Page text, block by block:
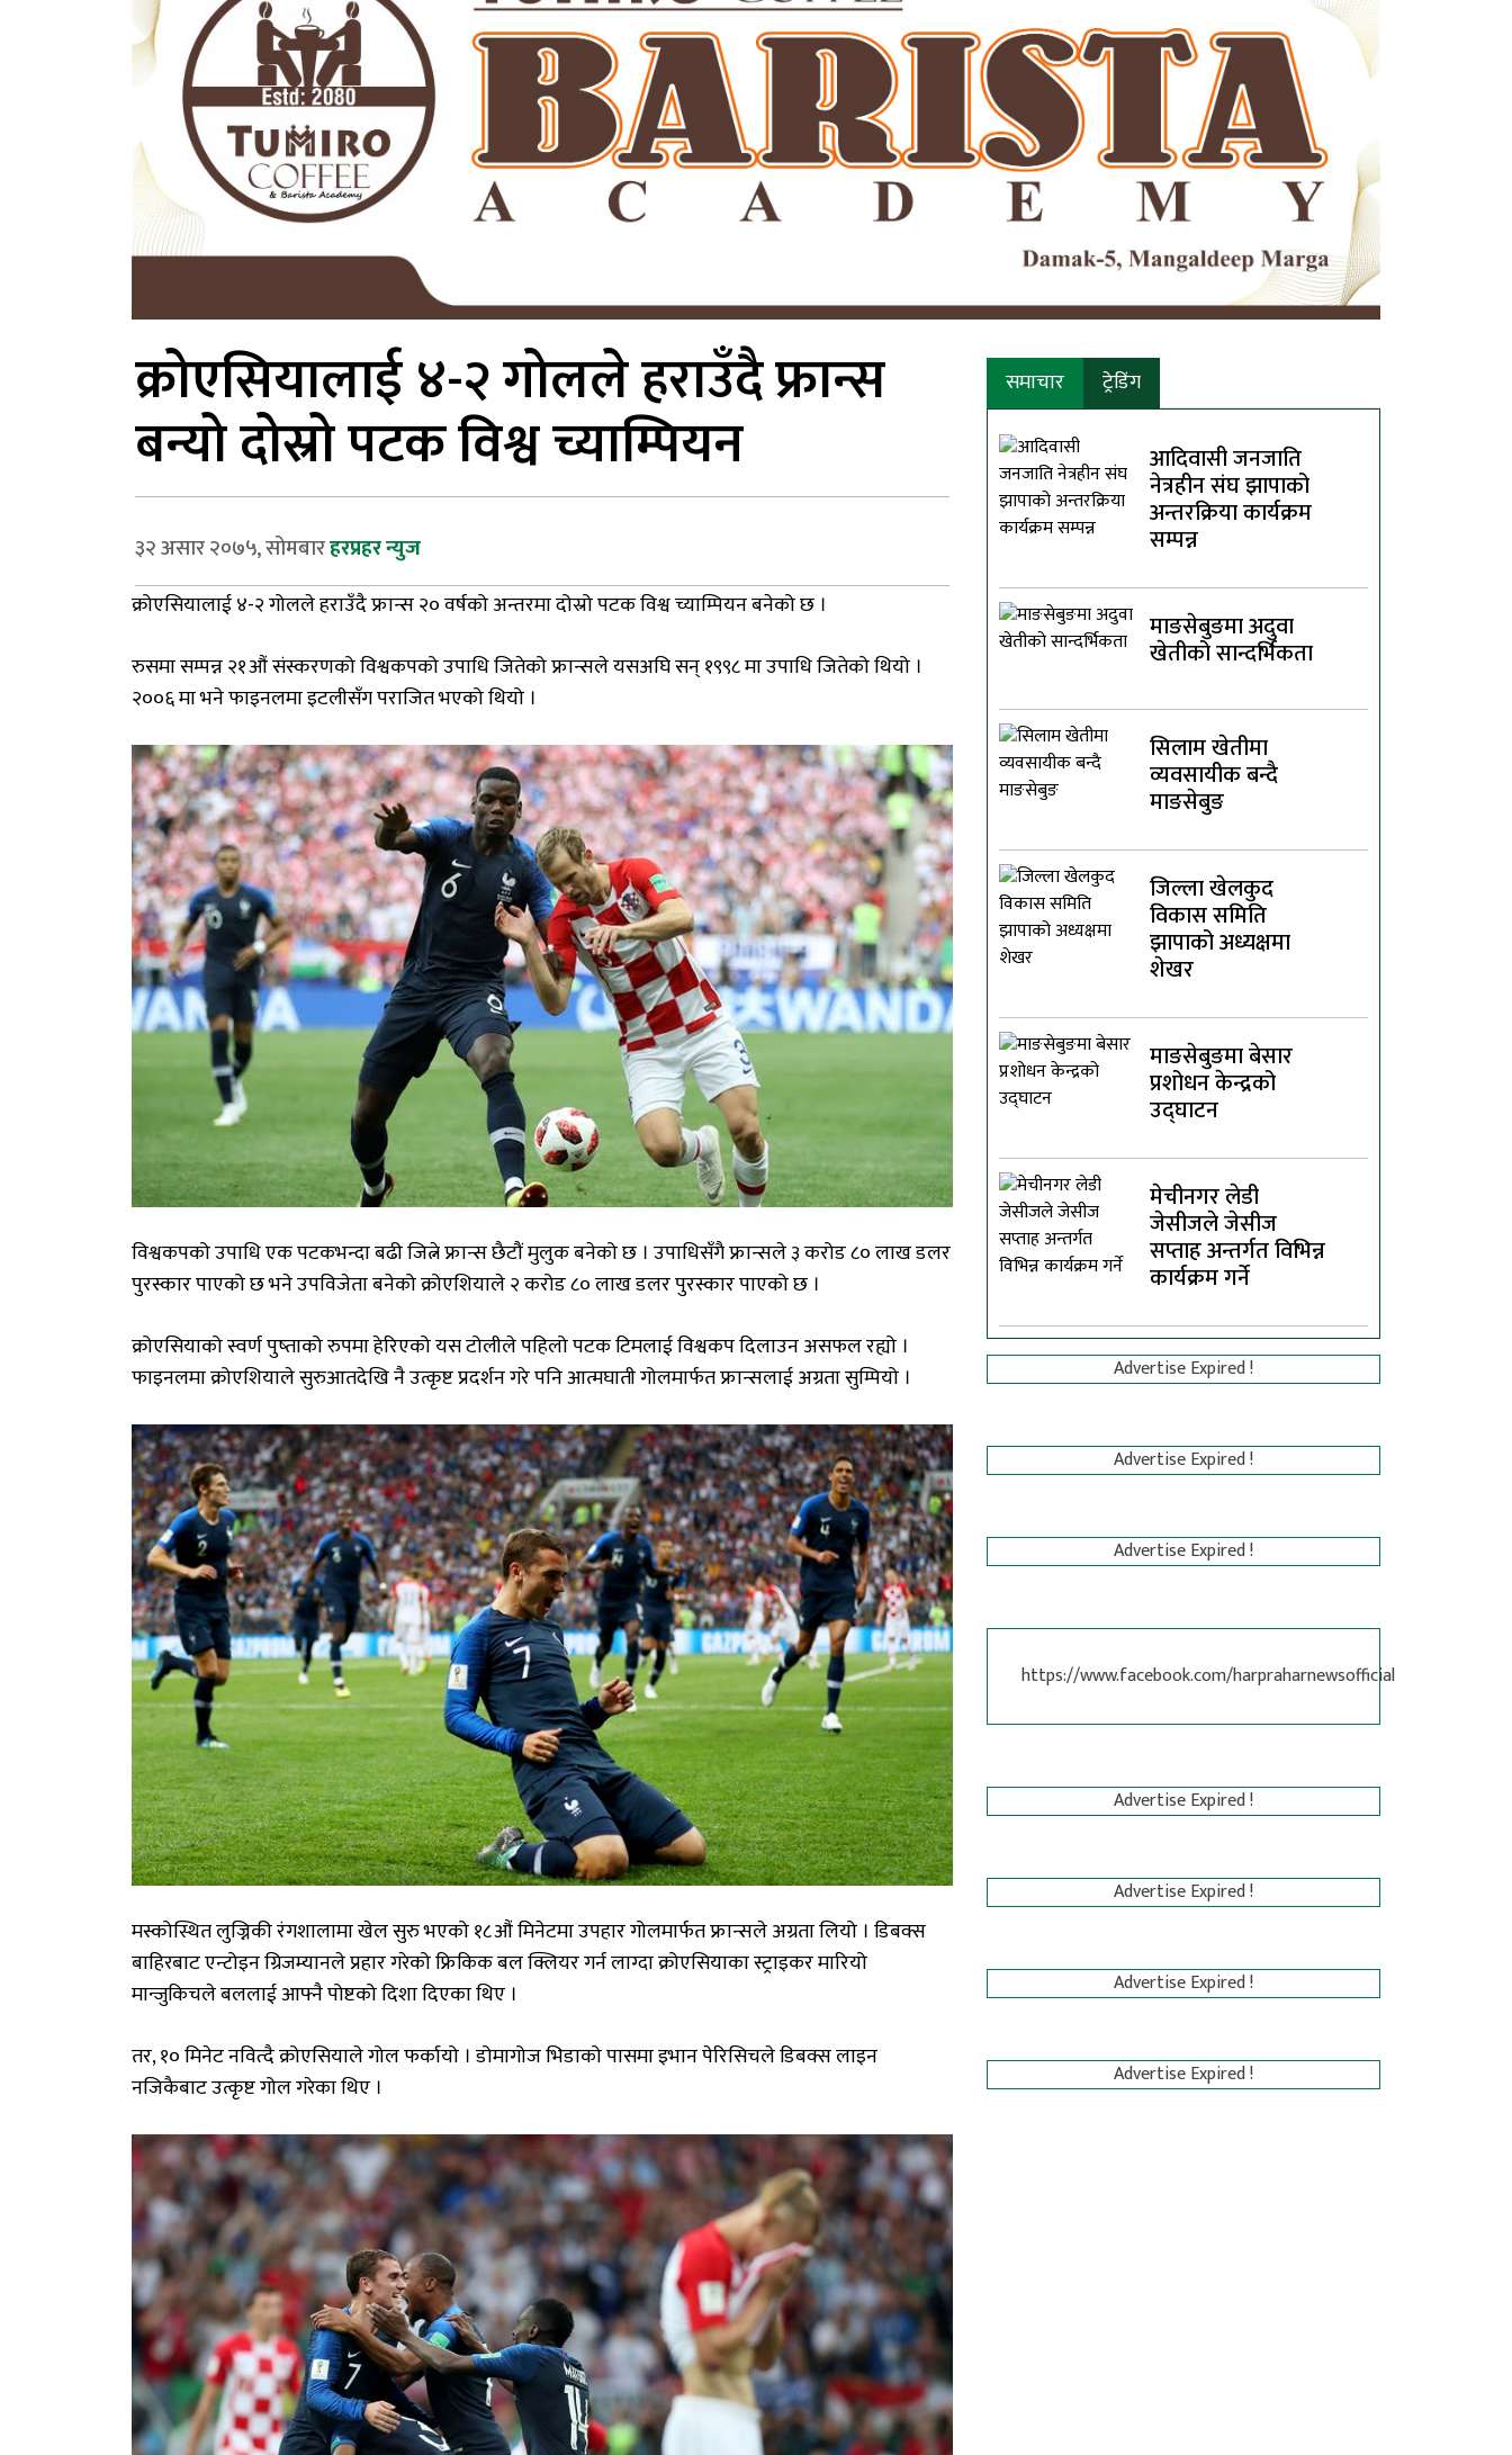
क्रोएसियालाई ४-२ गोलले हराउँदै फ्रान्स
बन्यो दोस्रो पटक विश्व च्याम्पियन
३२ असार २०७५, सोमबारहरप्रहर न्युज
क्रोएसियालाई ४-२ गोलले हराउँदै फ्रान्स २० वर्षको अन्तरमा दोस्रो पटक विश्व च्याम्पियन बनेको छ ।
रुसमा सम्पन्न २१औं संस्करणको विश्वकपको उपाधि जितेको फ्रान्सले यसअघि सन् १९९८ मा उपाधि जितेको थियो ।
२००६ मा भने फाइनलमा इटलीसँग पराजित भएको थियो ।
विश्वकपको उपाधि एक पटकभन्दा बढी जित्ने फ्रान्स छैटौं मुलुक बनेको छ । उपाधिसँगै फ्रान्सले ३ करोड ८० लाख डलर
पुरस्कार पाएको छ भने उपविजेता बनेको क्रोएशियाले २ करोड ८० लाख डलर पुरस्कार पाएको छ ।
क्रोएसियाको स्वर्ण पुष्ताको रुपमा हेरिएको यस टोलीले पहिलो पटक टिमलाई विश्वकप दिलाउन असफल रह्यो ।
फाइनलमा क्रोएशियाले सुरुआतदेखि नै उत्कृष्ट प्रदर्शन गरे पनि आत्मघाती गोलमार्फत फ्रान्सलाई अग्रता सुम्पियो ।
मस्कोस्थित लुज्निकी रंगशालामा खेल सुरु भएको १८औं मिनेटमा उपहार गोलमार्फत फ्रान्सले अग्रता लियो । डिबक्स
बाहिरबाट एन्टोइन ग्रिजम्यानले प्रहार गरेको फ्रिकिक बल क्लियर गर्न लाग्दा क्रोएसियाका स्ट्राइकर मारियो
मान्जुकिचले बललाई आफ्नै पोष्टको दिशा दिएका थिए ।
तर, १० मिनेट नवित्दै क्रोएसियाले गोल फर्कायो । डोमागोज भिडाको पासमा इभान पेरिसिचले डिबक्स लाइन
नजिकैबाट उत्कृष्ट गोल गरेका थिए ।
समाचार ट्रेडिंग
आदिवासी जनजाति
नेत्रहीन संघ झापाको
अन्तरक्रिया कार्यक्रम
सम्पन्न
माङसेबुङमा अदुवा
खेतीको सान्दर्भिकता
सिलाम खेतीमा
व्यवसायीक बन्दै
माङसेबुङ
जिल्ला खेलकुद
विकास समिति
झापाको अध्यक्षमा
शेखर
माङसेबुङमा बेसार
प्रशोधन केन्द्रको
उद्घाटन
मेचीनगर लेडी
जेसीजले जेसीज
सप्ताह अन्तर्गत विभिन्न
कार्यक्रम गर्ने
Advertise Expired !
Advertise Expired !
Advertise Expired !
https://www.facebook.com/harpraharnewsofficial
Advertise Expired !
Advertise Expired !
Advertise Expired !
Advertise Expired !